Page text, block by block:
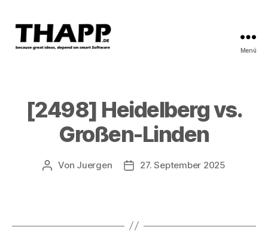
Menü
[2498] Heidelberg vs.
Großen-Linden
Beitragsautor
Von Juergen Beitragsdatum
27. September 2025